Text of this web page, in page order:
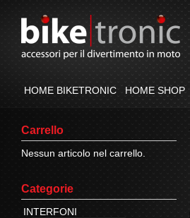
HOME BIKETRONIC HOME SHOP
Carrello
Nessun articolo nel carrello.
Categorie
INTERFONI